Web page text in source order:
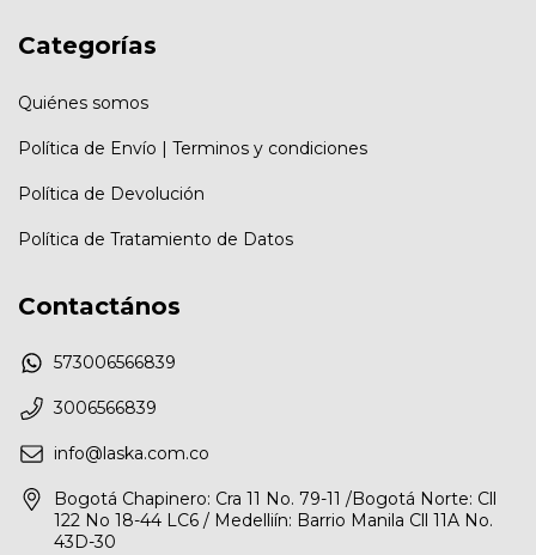
Categorías
Quiénes somos
Política de Envío | Terminos y condiciones
Política de Devolución
Política de Tratamiento de Datos
Contactános
573006566839
3006566839
info@laska.com.co
Bogotá Chapinero: Cra 11 No. 79-11 /Bogotá Norte: Cll
122 No 18-44 LC6 / Medelliín: Barrio Manila Cll 11A No.
43D-30